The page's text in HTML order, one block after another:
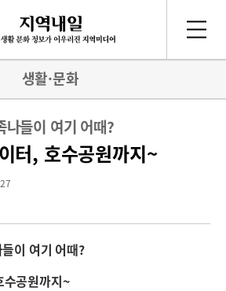
생활·문화
들이 여기 어때?
터, 호수공원까지~
이 여기 어때?
공원까지~